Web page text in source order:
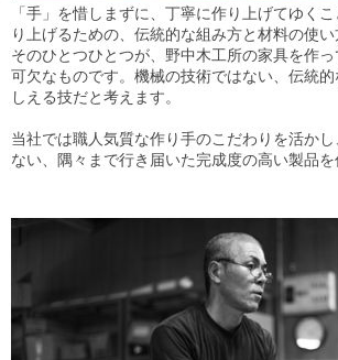
「手」を惜しまずに、丁寧に作り上げてゆく
り上げるための、伝統的な組み方と材料の使い
そのひとつひとつが、野中木工所の家具を作
可欠なものです。機械の技術ではない、伝統
しえる技だと考えます。
当社では職人気質な作り手のこだわりを活か
ない、隅々まで行き届いた完成度の高い製品を